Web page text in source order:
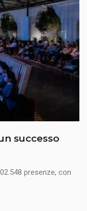
successo
presenze, con